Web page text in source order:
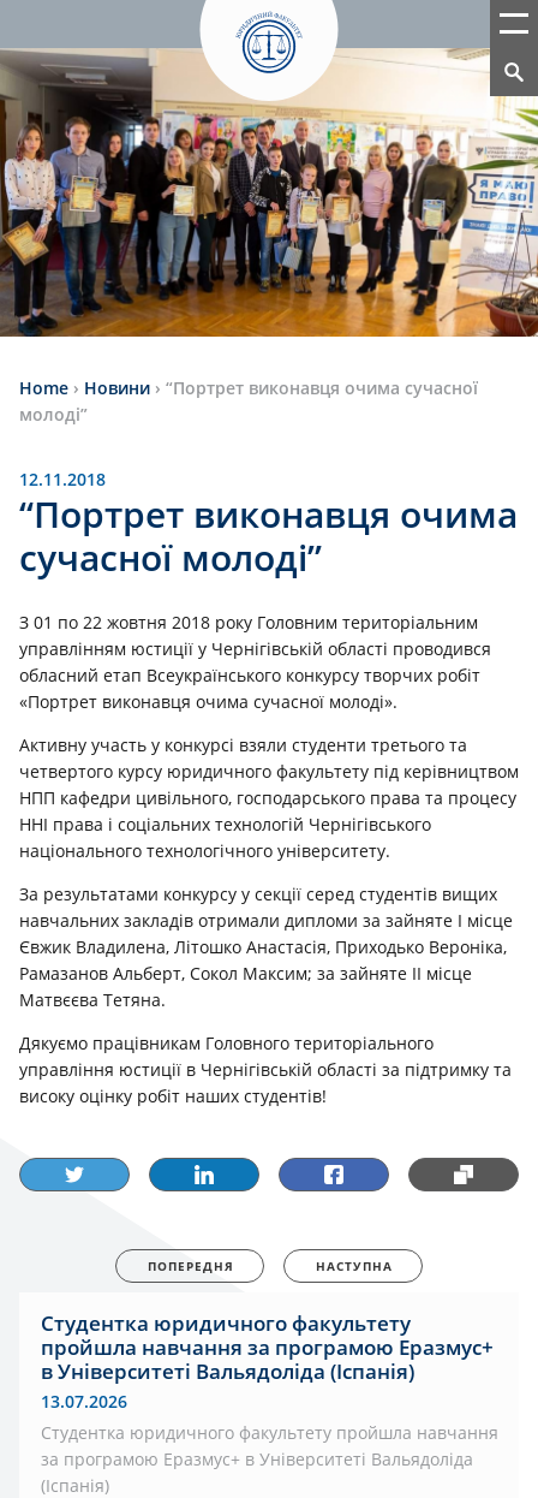
Home › Новини › “Портрет виконавця очима сучасної
молоді”
12.11.2018
“Портрет виконавця очима
сучасної молоді”
З 01 по 22 жовтня 2018 року Головним територіальним
управлінням юстиції у Чернігівській області проводився
обласний етап Всеукраїнського конкурсу творчих робіт
«Портрет виконавця очима сучасної молоді».
Активну участь у конкурсі взяли студенти третього та
четвертого курсу юридичного факультету під керівництвом
НПП кафедри цивільного, господарського права та процесу
ННІ права і соціальних технологій Чернігівського
національного технологічного університету.
За результатами конкурсу у секції серед студентів вищих
навчальних закладів отримали дипломи за зайняте І місце
Євжик Владилена, Літошко Анастасія, Приходько Вероніка,
Рамазанов Альберт, Сокол Максим; за зайняте ІІ місце
Матвєєва Тетяна.
Дякуємо працівникам Головного територіального
управління юстиції в Чернігівській області за підтримку та
високу оцінку робіт наших студентів!
ПОПЕРЕДНЯ НАСТУПНА
Студентка юридичного факультету
пройшла навчання за програмою Еразмус+
в Університеті Вальядоліда (Іспанія)
13.07.2026
Студентка юридичного факультету пройшла навчання
за програмою Еразмус+ в Університеті Вальядоліда
(Іспанія)